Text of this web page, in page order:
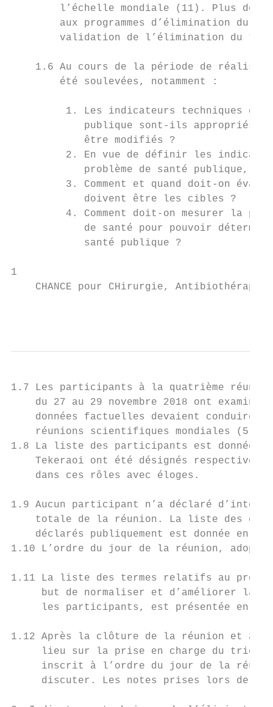
l’échelle mondiale (11). Plus de
aux programmes d’élimination du
validation de l’élimination du
1.6 Au cours de la période de
        été soulevées, notamment :
1. Les indicateurs techniques de
publique sont-ils appropriés
            être modifiés ?
2. En vue de définir les
problème de santé publique,
3. Comment et quand doit-on
            doivent être les cibles ?
4. Comment doit-on mesurer la
de santé pour pouvoir
            santé publique ?
1
CHANCE pour CHirurgie,
1.7 Les participants à la quatrième réunion
du 27 au 29 novembre 2018 ont examiné
données factuelles devaient conduire
réunions scientifiques mondiales (5,
1.8 La liste des participants est donnée
Tekeraoi ont été désignés
    dans ces rôles avec éloges.
1.9 Aucun participant n’a déclaré
totale de la réunion. La liste des
déclarés publiquement est donnée en
1.10 L’ordre du jour de la réunion,
1.11 La liste des termes relatifs au
but de normaliser et d’améliorer la
les participants, est présentée en
1.12 Après la clôture de la réunion et à la
lieu sur la prise en charge du
inscrit à l’ordre du jour de la
discuter. Les notes prises lors de